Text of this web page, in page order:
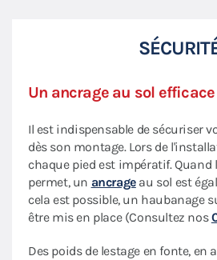
Un ancrage au sol efficace
Il est indispensable de sécuriser
dès son montage. Lors de
chaque pied est impératif. Quand
permet, un ancrageau sol est
cela est possible, un haubanage
être mis en place (Consultez nos
Des poids de lestage en fonte, en